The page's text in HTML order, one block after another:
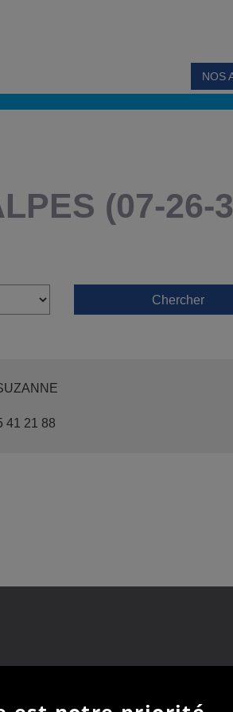
NOS
(07-26-
Chercher
41 21 88